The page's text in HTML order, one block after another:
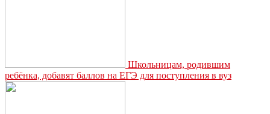
Школьницам, родившим
ребёнка, добавят баллов на ЕГЭ для поступления в вуз